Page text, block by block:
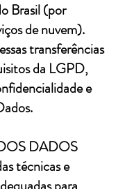
Brasil (por
de nuvem).
transferências
da LGPD,
e
DADOS
técnicas e